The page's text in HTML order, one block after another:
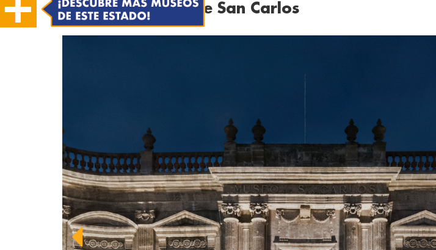
Museo Nacional de San Carlos